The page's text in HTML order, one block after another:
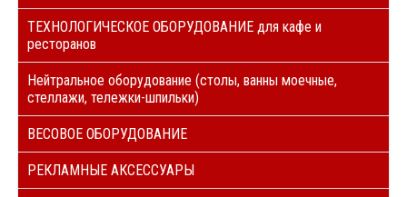
ТЕХНОЛОГИЧЕСКОЕ ОБОРУДОВАНИЕ для кафе и
ресторанов
Нейтральное оборудование (столы, ванны моечные,
стеллажи, тележки-шпильки)
ВЕСОВОЕ ОБОРУДОВАНИЕ
РЕКЛАМНЫЕ АКСЕССУАРЫ